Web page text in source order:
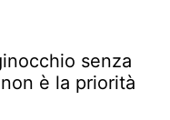
senza
è la priorità